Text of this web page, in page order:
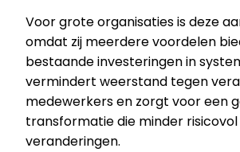
Voor grote organisaties is deze
omdat zij meerdere voordelen
bestaande investeringen in
vermindert weerstand tegen
medewerkers en zorgt voor een
transformatie die minder
veranderingen.